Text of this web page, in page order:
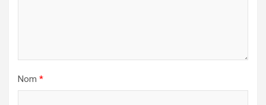
Nom *